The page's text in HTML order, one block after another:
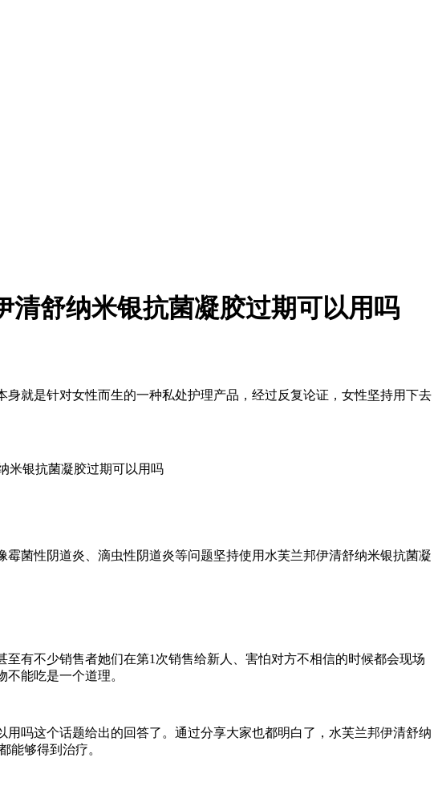
清舒纳米银抗菌凝胶过期可以用吗
就是针对女性而生的一种私处护理产品，经过反复论证，女性坚持用下去
菌性阴道炎、滴虫性阴道炎等问题坚持使用水芙兰邦伊清舒纳米银抗菌凝
有不少销售者她们在第1次销售给新人、害怕对方不相信的时候都会现场
能吃是一个道理。
吗这个话题给出的回答了。通过分享大家也都明白了，水芙兰邦伊清舒纳
能够得到治疗。